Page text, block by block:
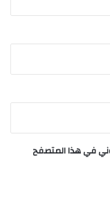
في هذا المتصفح